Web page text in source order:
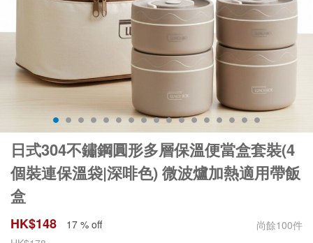
日式304不鏽鋼圓形多層保溫便當盒套裝(4
個裝連保溫袋|深啡色) 微波爐加熱適用帶飯
盒
HK$148 17 % off 尚餘100件